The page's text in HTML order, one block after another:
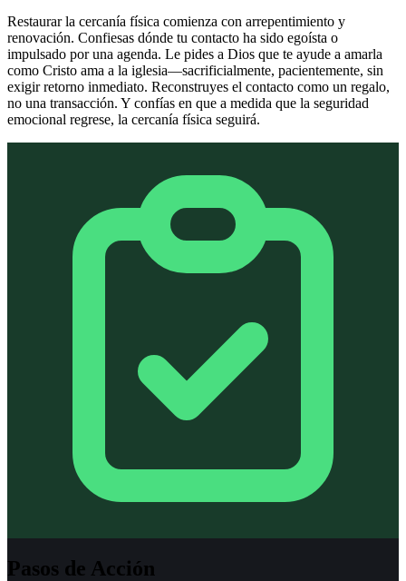
Restaurar la cercanía física comienza con arrepentimiento y
renovación. Confiesas dónde tu contacto ha sido egoísta o
impulsado por una agenda. Le pides a Dios que te ayude a amarla
como Cristo ama a la iglesia—sacrificialmente, pacientemente, sin
exigir retorno inmediato. Reconstruyes el contacto como un regalo,
no una transacción. Y confías en que a medida que la seguridad
emocional regrese, la cercanía física seguirá.
Pasos de Acción